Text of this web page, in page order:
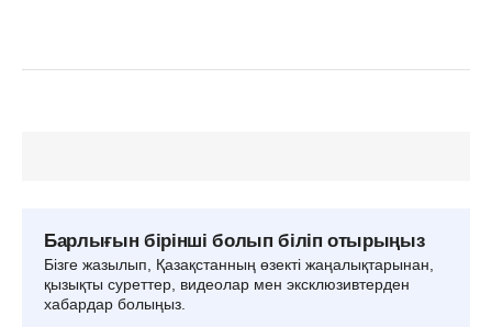
Барлығын бірінші болып біліп отырыңыз
Бізге жазылып, Қазақстанның өзекті жаңалықтарынан,
қызықты суреттер, видеолар мен эксклюзивтерден
хабардар болыңыз.